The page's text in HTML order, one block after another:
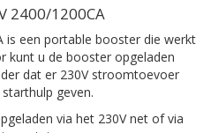
2400/1200CA
is een portable booster die werkt
kunt u de booster opgeladen
dat er 230V stroomtoevoer
geven.
via het 230V net of via